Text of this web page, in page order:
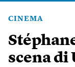
CINEMA
scena di